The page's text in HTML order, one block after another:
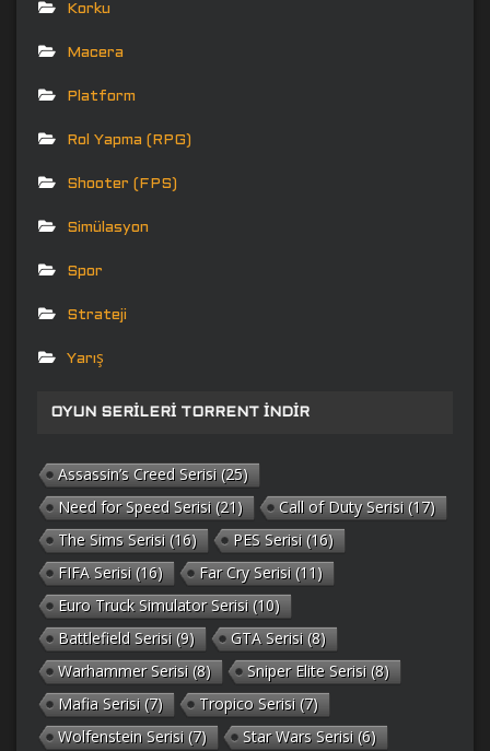
Korku
Macera
Platform
Rol Yapma (RPG)
Shooter (FPS)
Simülasyon
Spor
Strateji
Yarış
OYUN SERILERI TORRENT İNDIR
Assassin’s Creed Serisi (25)
Need for Speed Serisi (21) Call of Duty Serisi (17)
The Sims Serisi (16) PES Serisi (16)
FIFA Serisi (16) Far Cry Serisi (11)
Euro Truck Simulator Serisi (10)
Battlefield Serisi (9) GTA Serisi (8)
Warhammer Serisi (8) Sniper Elite Serisi (8)
Mafia Serisi (7) Tropico Serisi (7)
Wolfenstein Serisi (7) Star Wars Serisi (6)